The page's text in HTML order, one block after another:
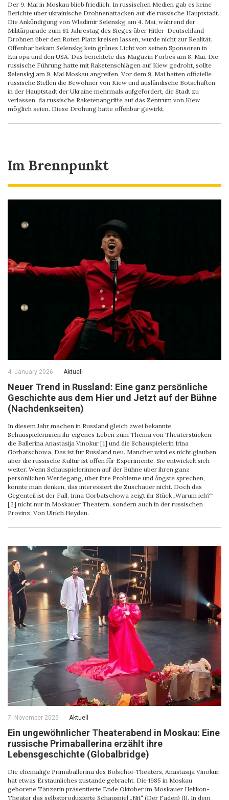
Der 9. Mai in Moskau blieb friedlich. In russischen Medien gab es keine
Berichte über ukrainische Drohnenattacken auf die russische Hauptstadt.
Die Ankündigung von Wladimir Selenskyj am 4. Mai, während der
Militärparade zum 81. Jahrestag des Sieges über Hitler-Deutschland
Drohnen über den Roten Platz kreisen lassen, wurde nicht zur Realität.
Offenbar bekam Selenskyj kein grünes Licht von seinen Sponsoren in
Europa und den USA. Das berichtete das Magazin Forbes am 8. Mai. Die
russische Führung hatte mit Raketenschlägen auf Kiew gedroht, sollte
Selenskyj am 9. Mai Moskau angreifen. Vor dem 9. Mai hatten offizielle
russische Stellen die Bewohner von Kiew und ausländische Botschaften
in der Hauptstadt der Ukraine mehrmals aufgefordert, die Stadt zu
verlassen, da russische Raketenangriffe auf das Zentrum von Kiew
möglich seien. Diese Drohung hatte offenbar gewirkt.
Im Brennpunkt
4. January 2026 Aktuell
Neuer Trend in Russland: Eine ganz persönliche
Geschichte aus dem Hier und Jetzt auf der Bühne
(Nachdenkseiten)
In diesem Jahr machen in Russland gleich zwei bekannte
Schauspielerinnen ihr eigenes Leben zum Thema von Theaterstücken:
die Ballerina Anastasija Vinokur [1] und die Schauspielerin Irina
Gorbatschowa. Das ist für Russland neu. Mancher wird es nicht glauben,
aber die russische Kultur ist offen für Experimente. Sie entwickelt sich
weiter. Wenn Schauspielerinnen auf der Bühne über ihren ganz
persönlichen Werdegang, über ihre Probleme und Ängste sprechen,
könnte man denken, das interessiert die Zuschauer nicht. Doch das
Gegenteil ist der Fall. Irina Gorbatschowa zeigt ihr Stück „Warum ich?“
[2] nicht nur in Moskauer Theatern, sondern auch in der russischen
Provinz. Von Ulrich Heyden.
7. November 2025 Aktuell
Ein ungewöhnlicher Theaterabend in Moskau: Eine
russische Primaballerina erzählt ihre
Lebensgeschichte (Globalbridge)
Die ehemalige Primaballerina des Bolschoi-Theaters, Anastasija Vinokur,
hat etwas Erstaunliches zustande gebracht. Die 1985 in Moskau
geborene Tänzerin präsentierte Ende Oktober im Moskauer Helikon-
Theater das selbstproduzierte Schauspiel „Nit“ (Der Faden) (1). In dem